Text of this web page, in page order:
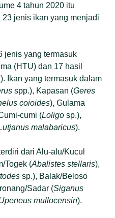
4 tahun 2020 itu
jenis ikan yang menjadi
jenis yang termasuk
(HTU) dan 17 hasil
Ikan yang termasuk dalam
spp.), Kapasan (Geres
coioides), Gulama
cumi (Loligosp.),
malabaricus).
dari Alu-alu/Kucul
Togek (Abalistes stellaris),
sp.), Balak/Beloso
Sadar (Siganus
mullocensin).